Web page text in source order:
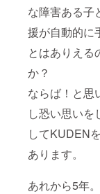
な障害ある子
援が自動的に
とはありえる
か？
ならば！と思
し恐い思いを
してKUDEN
あります。
あれから5年。